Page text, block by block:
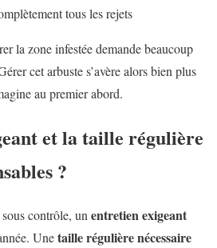
tous les rejets
la zone infestée demande beaucoup
cet arbuste s’avère alors bien plus
au premier abord.
et la taille régulière
?
sous contrôle, un entretien exigeant
Unetaille régulière nécessaire